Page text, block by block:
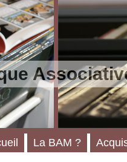
La BAM ?